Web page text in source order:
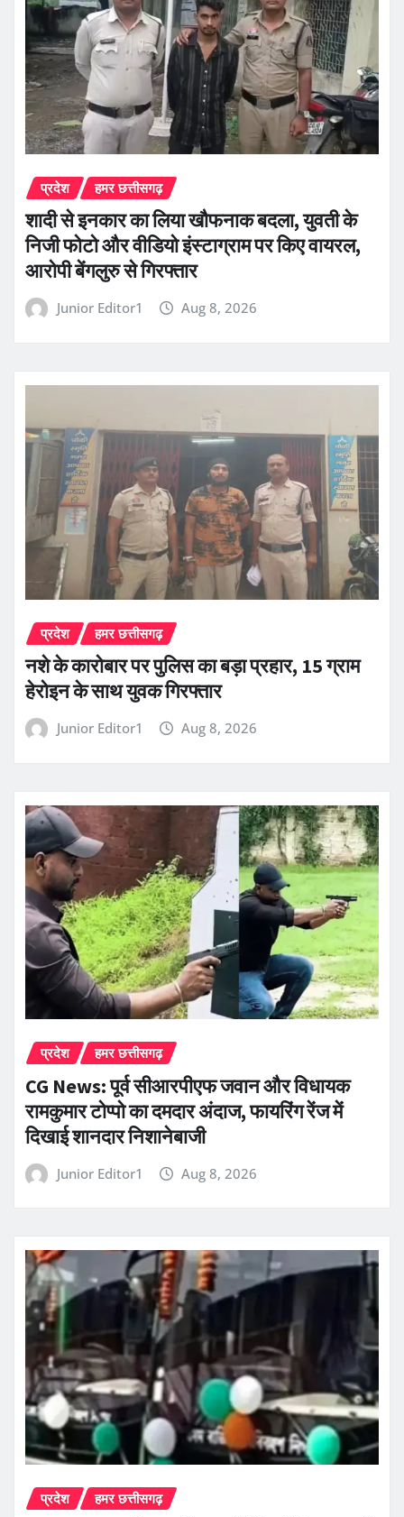
प्रदेश हमर छत्तीसगढ़
शादी से इनकार का लिया खौफनाक बदला, युवती के
निजी फोटो और वीडियो इंस्टाग्राम पर किए वायरल,
आरोपी बेंगलुरु से गिरफ्तार
Junior Editor1 Aug 8, 2026
प्रदेश हमर छत्तीसगढ़
नशे के कारोबार पर पुलिस का बड़ा प्रहार, 15 ग्राम
हेरोइन के साथ युवक गिरफ्तार
Junior Editor1 Aug 8, 2026
प्रदेश हमर छत्तीसगढ़
CG News: पूर्व सीआरपीएफ जवान और विधायक
रामकुमार टोप्पो का दमदार अंदाज, फायरिंग रेंज में
दिखाई शानदार निशानेबाजी
Junior Editor1 Aug 8, 2026
प्रदेश हमर छत्तीसगढ़